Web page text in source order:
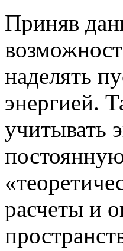
Приняв
наделять
энергией.
учитывать
расчеты и